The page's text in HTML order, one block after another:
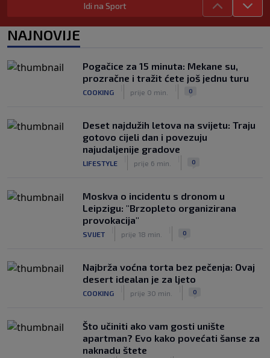
Tomiyasu se vraća u Premier ligu,
postat će suigrač bivšeg Vatrenog
Veliko priznanje za hrvatskog
stručnjaka: Jurica Žuža novi je pomoćni
trener Barcelone
|
prije 2 h
Idi na Sport
NAJNOVIJE
Pogačice za 15 minuta: Mekane su,
prozračne i tražit ćete još jednu turu
COOKING prije 0 min. 0
Deset najdužih letova na svijetu: Traju
gotovo cijeli dan i povezuju
najudaljenije gradove
LIFESTYLE prije 6 min. 0
Moskva o incidentu s dronom u
Leipzigu: "Brzopleto organizirana
provokacija"
SVIJET prije 18 min. 0
Najbrža voćna torta bez pečenja: Ovaj
desert idealan je za ljeto
COOKING prije 30 min. 0
Što učiniti ako vam gosti unište
apartman? Evo kako povećati šanse za
naknadu štete